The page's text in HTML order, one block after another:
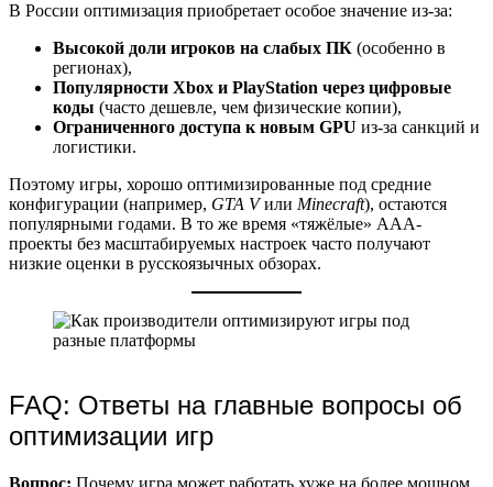
В России оптимизация приобретает особое значение из-за:
Высокой доли игроков на слабых ПК (особенно в
регионах),
Популярности Xbox и PlayStation через цифровые
коды (часто дешевле, чем физические копии),
Ограниченного доступа к новым GPU из-за санкций и
логистики.
Поэтому игры, хорошо оптимизированные под средние
конфигурации (например, GTA Vили Minecraft), остаются
популярными годами. В то же время «тяжёлые» AAA-
проекты без масштабируемых настроек часто получают
низкие оценки в русскоязычных обзорах.
FAQ: Ответы на главные вопросы об
оптимизации игр
Вопрос: Почему игра может работать хуже на более мощном